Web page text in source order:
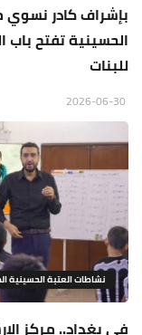
بإشراف كادر نسوي
الحسينية تفتح باب
للبنات
نشاطات العتبة الحسينية
في بغداد.. مركز